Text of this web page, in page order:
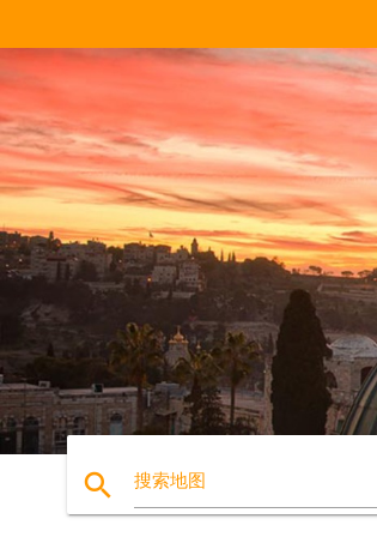
search 搜索地图